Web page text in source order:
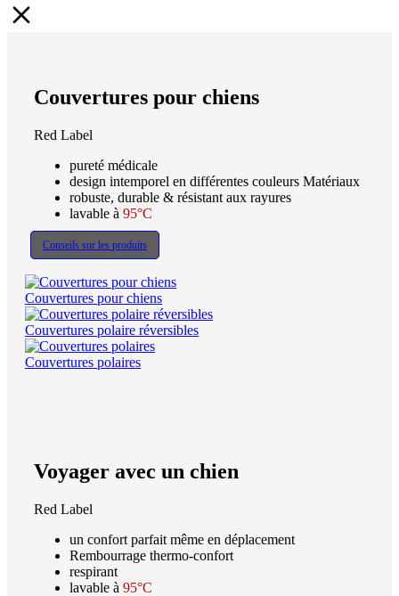
Couvertures pour chiens
Red Label
pureté médicale
design intemporel en différentes couleurs Matériaux
robuste, durable & résistant aux rayures
lavable à 95°C
Conseils sur les produits
Couvertures pour chiens
Couvertures polaire réversibles
Couvertures polaires
Voyager avec un chien
Red Label
un confort parfait même en déplacement
Rembourrage thermo-confort
respirant
lavable à 95°C